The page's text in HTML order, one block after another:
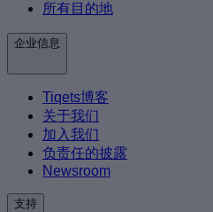
所有目的地
企业信息
Tiqets博客
关于我们
加入我们
负责任的披露
Newsroom
支持